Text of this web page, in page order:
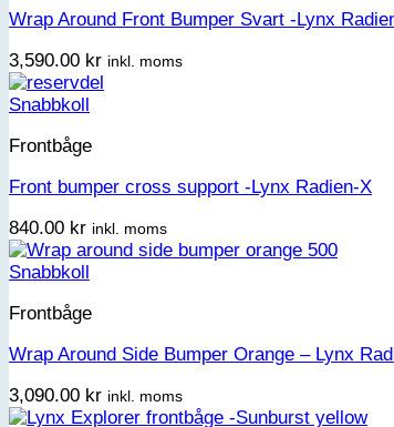
Wrap Around Front Bumper Svart -Lynx
3,590.00 kr inkl. moms
Snabbkoll
Frontbåge
Front bumper cross support -Lynx Radien-X
840.00 kr inkl. moms
Snabbkoll
Frontbåge
Wrap Around Side Bumper Orange – Lynx
3,090.00 kr inkl. moms